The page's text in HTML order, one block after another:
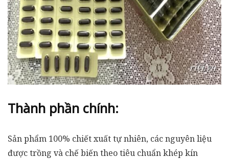
Thành phần chính:
Sản phẩm 100% chiết xuất tự nhiên, các nguyên liệu
được trồng và chế biến theo tiêu chuẩn khép kín